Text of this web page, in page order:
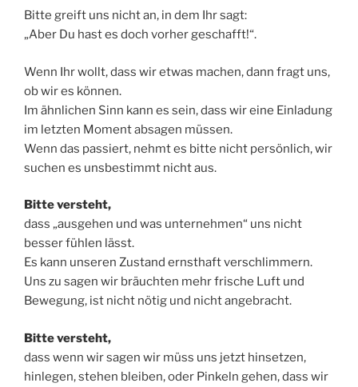
Bitte greift uns nicht an, in dem Ihr sagt:
„Aber Du hast es doch vorher geschafft!“.
Wenn Ihr wollt, dass wir etwas machen, dann fragt uns,
ob wir es können.
Im ähnlichen Sinn kann es sein, dass wir eine Einladung
im letzten Moment absagen müssen.
Wenn das passiert, nehmt es bitte nicht persönlich, wir
suchen es unsbestimmt nicht aus.
Bitte versteht,
dass „ausgehen und was unternehmen“ uns nicht
besser fühlen lässt.
Es kann unseren Zustand ernsthaft verschlimmern.
Uns zu sagen wir bräuchten mehr frische Luft und
Bewegung, ist nicht nötig und nicht angebracht.
Bitte versteht,
dass wenn wir sagen wir müss uns jetzt hinsetzen,
hinlegen, stehen bleiben, oder Pinkeln gehen, dass wir